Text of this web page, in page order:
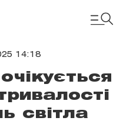
14:18
світла